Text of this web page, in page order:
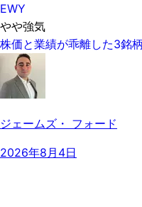
EWY
やや強気
株価と業績が乖離した3銘
ジェームズ・ フォード
2026年8月4日